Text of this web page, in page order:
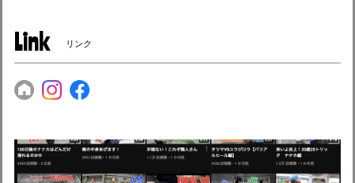
Link リンク